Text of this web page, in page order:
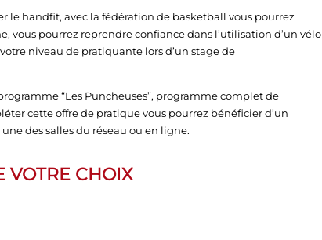
le handfit, avec la fédération de basketball vous pourrez
vous pourrez reprendre confiance dans l’utilisation d’un vélo
niveau de pratiquante lors d’un stage de
“Les Puncheuses”, programme complet de
cette offre de pratique vous pourrez bénéficier d’un
des salles du réseau ou en ligne.
VOTRE CHOIX